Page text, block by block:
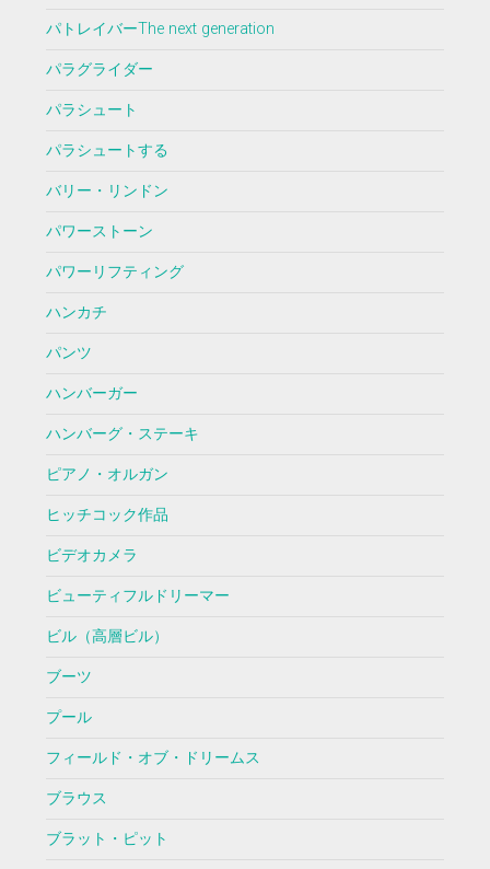
パトレイバーThe next generation
パラグライダー
パラシュート
パラシュートする
バリー・リンドン
パワーストーン
パワーリフティング
ハンカチ
パンツ
ハンバーガー
ハンバーグ・ステーキ
ピアノ・オルガン
ヒッチコック作品
ビデオカメラ
ビューティフルドリーマー
ビル（高層ビル）
ブーツ
プール
フィールド・オブ・ドリームス
ブラウス
ブラット・ピット